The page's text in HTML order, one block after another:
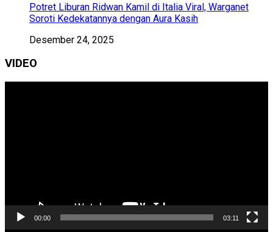
Potret Liburan Ridwan Kamil di Italia Viral, Warganet
Soroti Kedekatannya dengan Aura Kasih
Desember 24, 2025
VIDEO
00:00 03:11